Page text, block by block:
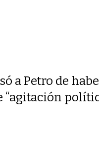
a Petro de